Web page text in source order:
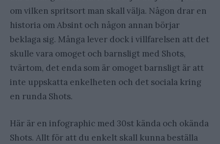
om vilken spritsort man skall välja. Någon drar en
historia om Absint och någon annan börjar
beklaga sig. Många lever dock i villfarelsen att det
skulle vara omoget och barnsligt med Shots,
tvärtom, det enda som är omoget barnsligt är att
inte uppskatta enkelheten och det sociala kring
en runda Shots.
Här är en infographic med 30st kända och okända
Shots. Allt för att du enkelt skall kunna beställa